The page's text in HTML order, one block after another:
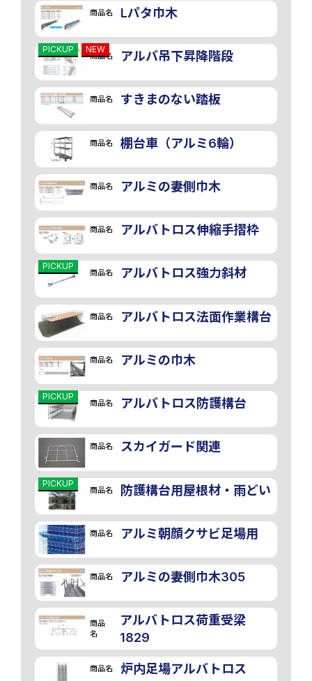
商品名 Lパタ巾木
PICKUP NEW
商品名 アルバ吊下昇降階段
商品名 すきまのない踏板
商品名 棚台車（アルミ6輪）
商品名 アルミの妻側巾木
商品名 アルバトロス伸縮手摺枠
PICKUP
商品名 アルバトロス強力斜材
商品名 アルバトロス法面作業構台
商品名 アルミの巾木
PICKUP
商品名 アルバトロス防護構台
商品名 スカイガード関連
PICKUP
商品名 防護構台用屋根材・雨どい
商品名 アルミ朝顔クサビ足場用
商品名 アルミの妻側巾木305
商品
名
アルバトロス荷重受梁
1829
商品名 炉内足場アルバトロス